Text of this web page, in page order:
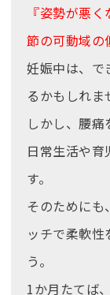
『姿勢が悪
節の可動域の
妊娠中は、で
るかもしれま
しかし、腰痛
日常生活や育
す。
そのために
ッチで柔軟
う。
1か月たてば